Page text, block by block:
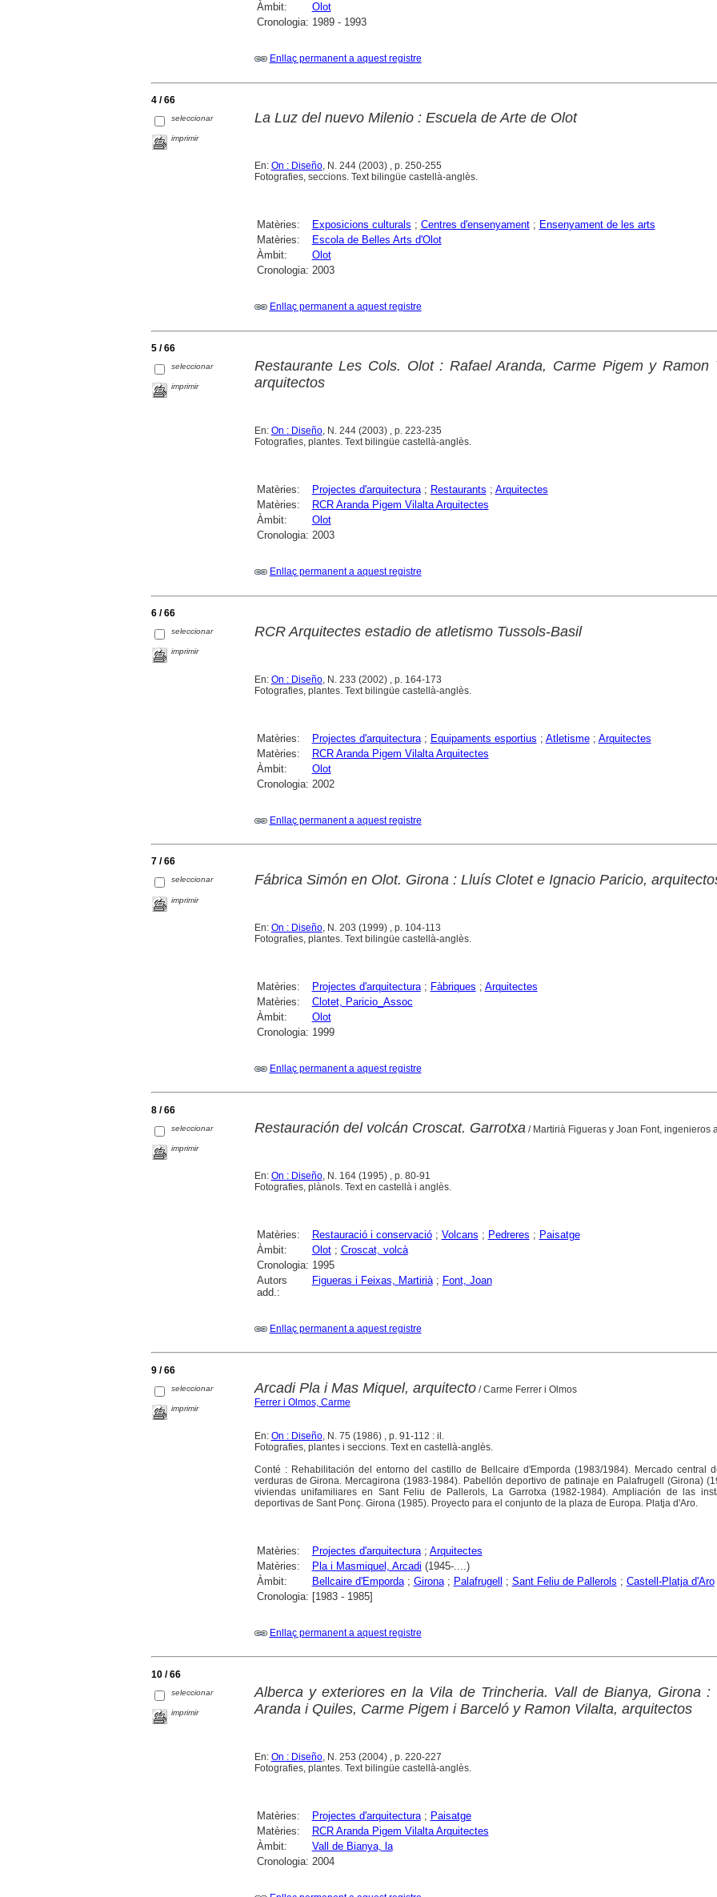
Àmbit:
Olot
Cronologia: 1989 - 1993
Enllaç permanent a aquest registre
4 / 66
seleccionar
imprimir
La Luz del nuevo Milenio : Escuela de Arte de Olot
En: On : Diseño, N. 244 (2003) , p. 250-255
Fotografies, seccions. Text bilingüe castellà-anglès.
Matèries: Exposicions culturals ; Centres d'ensenyament; Ensenyament de les arts
Matèries:
Escola de Belles Arts d'Olot
Àmbit:
Olot
Cronologia: 2003
Enllaç permanent a aquest registre
5 / 66
seleccionar
imprimir
Restaurante Les Cols. Olot : Rafael Aranda, Carme Pigem y Ramon
arquitectos
En: On : Diseño, N. 244 (2003) , p. 223-235
Fotografies, plantes. Text bilingüe castellà-anglès.
Matèries: Projectes d'arquitectura; Restaurants ; Arquitectes
Matèries:
RCR Aranda Pigem Vilalta Arquitectes
Àmbit:
Olot
Cronologia: 2003
Enllaç permanent a aquest registre
6 / 66
seleccionar
imprimir
RCR Arquitectes estadio de atletismo Tussols-Basil
En: On : Diseño, N. 233 (2002) , p. 164-173
Fotografies, plantes. Text bilingüe castellà-anglès.
Matèries: Projectes d'arquitectura; Equipaments esportius ; Atletisme; Arquitectes
Matèries:
RCR Aranda Pigem Vilalta Arquitectes
Àmbit:
Olot
Cronologia: 2002
Enllaç permanent a aquest registre
7 / 66
seleccionar
imprimir
Fábrica Simón en Olot. Girona : Lluís Clotet e Ignacio Paricio,
En: On : Diseño, N. 203 (1999) , p. 104-113
Fotografies, plantes. Text bilingüe castellà-anglès.
Matèries: Projectes d'arquitectura; Fàbriques ; Arquitectes
Matèries:
Clotet, Paricio_Assoc
Àmbit:
Olot
Cronologia: 1999
Enllaç permanent a aquest registre
8 / 66
seleccionar
imprimir
Restauración del volcán Croscat. Garrotxa / Martirià Figueras y Joan Font, ingenieros
En: On : Diseño, N. 164 (1995) , p. 80-91
Fotografies, plànols. Text en castellà i anglès.
Matèries: Restauració i conservació; Volcans ; Pedreres ; Paisatge
Àmbit:
Olot; Croscat, volcà
Cronologia: 1995
Autors
add.:
Figueras i Feixas, Martirià; Font, Joan
Enllaç permanent a aquest registre
9 / 66
seleccionar
imprimir
Arcadi Pla i Mas Miquel, arquitecto/ Carme Ferrer i Olmos
Ferrer i Olmos, Carme
En: On : Diseño, N. 75 (1986) , p. 91-112 : il.
Fotografies, plantes i seccions. Text en castellà-anglès.
Conté : Rehabilitación del entorno del castillo de Bellcaire d'Emporda (1983/1984). Mercado central
verduras de Girona. Mercagirona (1983-1984). Pabellón deportivo de patinaje en Palafrugell (Girona)
viviendas unifamiliares en Sant Feliu de Pallerols, La Garrotxa (1982-1984). Ampliación de las
deportivas de Sant Ponç. Girona (1985). Proyecto para el conjunto de la plaza de Europa. Platja d'Aro.
Matèries: Projectes d'arquitectura; Arquitectes
Matèries:
Pla i Masmiquel, Arcadi (1945-....)
Àmbit:
Bellcaire d'Emporda; Girona; Palafrugell ; Sant Feliu de Pallerols ; Castell-Platja d'Aro
Cronologia: [1983 - 1985]
Enllaç permanent a aquest registre
10 / 66
seleccionar
imprimir
Alberca y exteriores en la Vila de Trincheria. Vall de Bianya, Girona :
Aranda i Quiles, Carme Pigem i Barceló y Ramon Vilalta, arquitectos
En: On : Diseño, N. 253 (2004) , p. 220-227
Fotografies, plantes. Text bilingüe castellà-anglès.
Matèries: Projectes d'arquitectura; Paisatge
Matèries:
RCR Aranda Pigem Vilalta Arquitectes
Àmbit:
Vall de Bianya, la
Cronologia: 2004